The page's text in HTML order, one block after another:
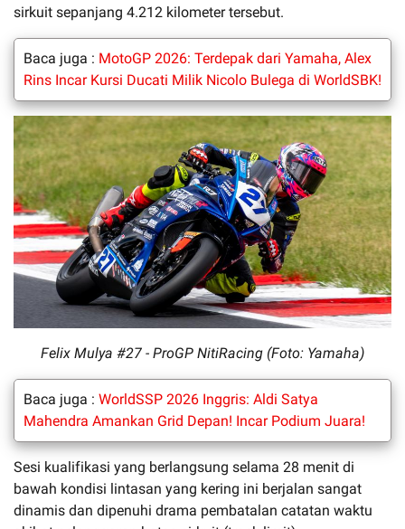
sirkuit sepanjang 4.212 kilometer tersebut.
Baca juga : MotoGP 2026: Terdepak dari Yamaha, Alex
Rins Incar Kursi Ducati Milik Nicolo Bulega di WorldSBK!
Felix Mulya #27 - ProGP NitiRacing (Foto: Yamaha)
Baca juga : WorldSSP 2026 Inggris: Aldi Satya
Mahendra Amankan Grid Depan! Incar Podium Juara!
Sesi kualifikasi yang berlangsung selama 28 menit di
bawah kondisi lintasan yang kering ini berjalan sangat
dinamis dan dipenuhi drama pembatalan catatan waktu